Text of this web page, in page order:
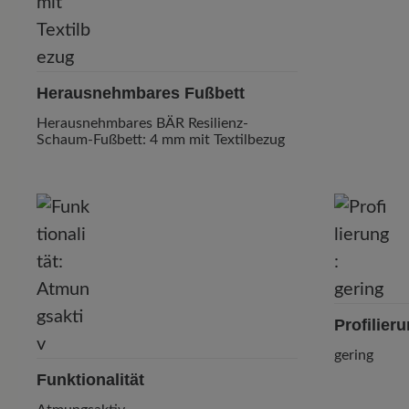
Herausnehmbares Fußbett
Herausnehmbares BÄR Resilienz-
Schaum-Fußbett: 4 mm mit Textilbezug
Funktionalität
gering